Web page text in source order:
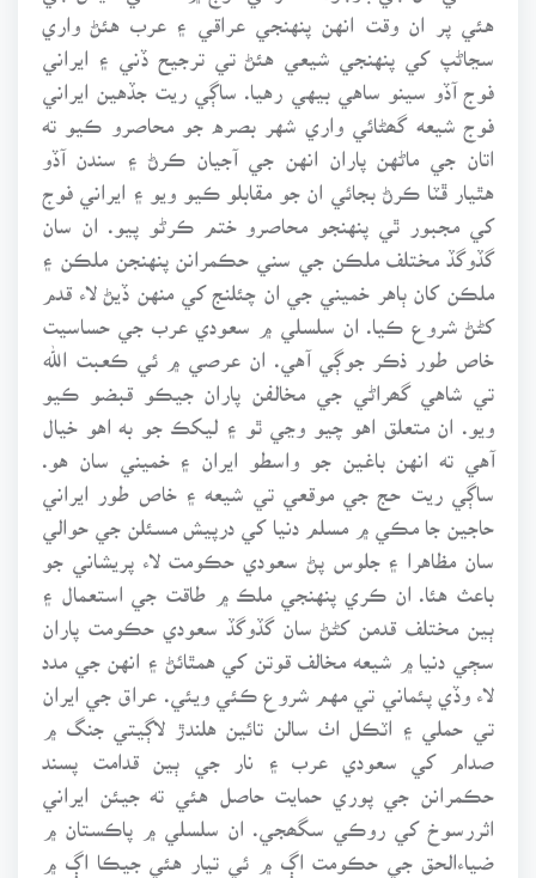
هئي پر ان وقت انهن پنهنجي عراقي ۽ عرب هئڻ واري
سڃاڻپ کي پنهنجي شيعي هئڻ تي ترجيح ڏني ۽ ايراني
فوج آڏو سينو ساهي بيهي رهيا. ساڳي ريت جڏهين ايراني
فوج شيعه گھڻائي واري شهر بصره جو محاصرو ڪيو ته
اتان جي ماڻهن پاران انهن جي آجيان ڪرڻ ۽ سندن آڏو
هٿيار ڦٽا ڪرڻ بجائي ان جو مقابلو ڪيو ويو ۽ ايراني فوج
کي مجبور ٿي پنهنجو محاصرو ختم ڪرڻو پيو. ان سان
گڏوگڏ مختلف ملڪن جي سني حڪمرانن پنهنجن ملڪن ۽
ملڪن کان ٻاهر خميني جي ان چئلنج کي منهن ڏيڻ لاء قدم
کڻڻ شروع ڪيا. ان سلسلي ۾ سعودي عرب جي حساسيت
خاص طور ذڪر جوڳي آهي. ان عرصي ۾ ئي ڪعبت الله
تي شاهي گھراڻي جي مخالفن پاران جيڪو قبضو ڪيو
ويو. ان متعلق اهو چيو وڃي ٿو ۽ ليکڪ جو به اهو خيال
آهي ته انهن باغين جو واسطو ايران ۽ خميني سان هو.
ساڳي ريت حج جي موقعي تي شيعه ۽ خاص طور ايراني
حاجين جا مڪي ۾ مسلم دنيا کي درپيش مسئلن جي حوالي
سان مظاهرا ۽ جلوس پڻ سعودي حڪومت لاء پريشاني جو
باعث هئا. ان ڪري پنهنجي ملڪ ۾ طاقت جي استعمال ۽
ٻين مختلف قدمن کڻڻ سان گڏوگڏ سعودي حڪومت پاران
سڄي دنيا ۾ شيعه مخالف قوتن کي همٿائڻ ۽ انهن جي مدد
لاء وڏي پئماني تي مهم شروع ڪئي ويئي. عراق جي ايران
تي حملي ۽ اٽڪل اٺ سالن تائين هلندڙ لاڳيتي جنگ ۾
صدام کي سعودي عرب ۽ نار جي ٻين قدامت پسند
حڪمرانن جي پوري حمايت حاصل هئي ته جيئن ايراني
اثررسوخ کي روڪي سگھجي. ان سلسلي ۾ پاڪستان ۾
ضياءالحق جي حڪومت اڳ ۾ ئي تيار هئي جيڪا اڳ ۾